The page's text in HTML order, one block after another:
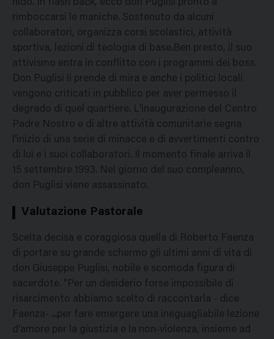
nido. In flash back, ecco don Puglisi pronto a
rimboccarsi le maniche. Sostenuto da alcuni
collaboratori, organizza corsi scolastici, attività
sportiva, lezioni di teologia di base.Ben presto, il suo
attivismo entra in conflitto con i programmi dei boss.
Don Puglisi li prende di mira e anche i politici locali
vengono criticati in pubblico per aver permesso il
degrado di quel quartiere. L'inaugurazione del Centro
Padre Nostro e di altre attività comunitarie segna
l'inizio di una serie di minacce e di avvertimenti contro
di lui e i suoi collaboratori. Il momento finale arriva il
15 settembre 1993. Nel giorno del suo compleanno,
don Puglisi viene assassinato.
Valutazione Pastorale
Scelta decisa e coraggiosa quella di Roberto Faenza
di portare su grande schermo gli ultimi anni di vita di
don Giuseppe Puglisi, nobile e scomoda figura di
sacerdote. "Per un desiderio forse impossibile di
risarcimento abbiamo scelto di raccontarla - dice
Faenza- ...per fare emergere una ineguagliabile lezione
d'amore per la giustizia e la non-violenza, insieme ad